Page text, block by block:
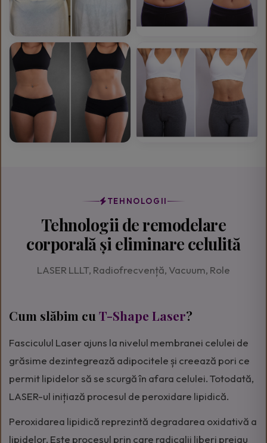
TEHNOLOGII
Tehnologii de remodelare
corporală și eliminare celulită
LASER LLLT, Radiofrecvență, Vacuum, Role
Cum slăbim cu T-Shape Laser?
Fasciculul Laser ajuns la nivelul membranei celulei de
grăsime dezintegrează adipocitele și creează pori ce
permit lipidelor să se scurgă în afara celulei. Totodată,
LASER-ul inițiază procesul de peroxidare lipidică.
Peroxidarea lipidică reprezintă degradarea oxidativă a
lipidelor. Este procesul prin care radicalii liberi preiau